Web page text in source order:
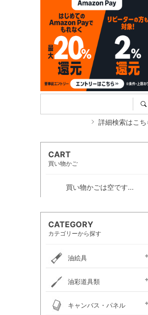
詳細検索はこち
CART
買い物かご
買い物かごは空です...
CATEGORY
カテゴリーから探す
油絵具
お勧めセット
アーチスト油絵具
DUO水可溶性油絵具
ヴェルネ 高品位油絵具
ホルベイン画用液
スタンダードオイルカラー
クサカベ・専門家用油絵具
ミノー油絵具
ギルド油絵具
ラスター油絵具
クサカベ画用液
マツダ・スーパー油絵具
マツダ画用液
オイルカラー AOC
W＆N画用液
レンブラント油絵具
ヴァンゴッホ油絵具
ターレンス油絵具
ターレンス画用液
ターナー・マチソン油絵具
ターナー画溶液
油彩道具類
ペインティングナイフ
ペインティングナイフ
イタリアンアートナイフ
ペンチングナイフ
パレットナイフ
カタリスト
パレット
チューブ絞り
キャンバス・パネル